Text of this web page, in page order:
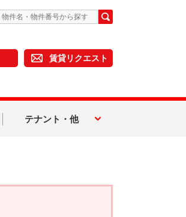
賃貸リクエスト
テナント・他